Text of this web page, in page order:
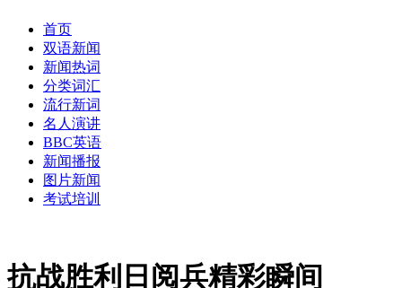
首页
双语新闻
新闻热词
分类词汇
流行新词
名人演讲
BBC英语
新闻播报
图片新闻
考试培训
抗战胜利日阅兵精彩瞬间